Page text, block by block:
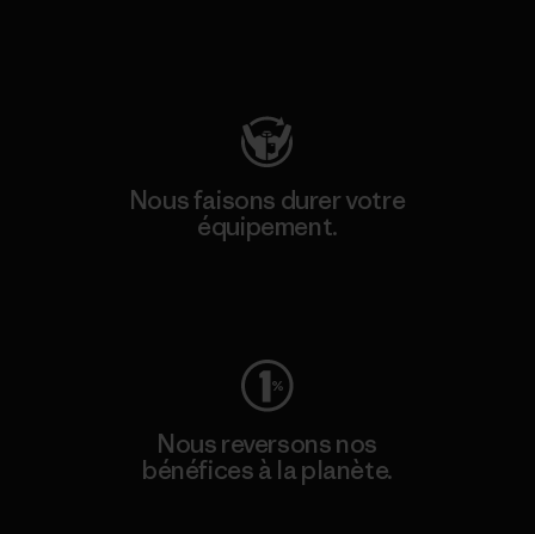
Nous faisons durer votre
équipement.
Nous reversons nos
bénéfices à la planète.